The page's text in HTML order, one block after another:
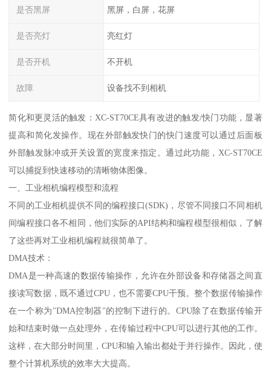
是否黑屏 黑屏，白屏，花屏
是否亮灯 亮红灯
是否开机 不开机
故障 设备找不到相机
简化和更灵活的触发：XC-ST70CE具有改进的触发/快门功能，显著
提高和简化发操作。现在外部触发快门的快门速度可以通过后面板
外部触发脉冲或开关设置的宽度来指定。通过此功能，XC-ST70CE
可以捕捉到快速移动的清晰物体图像。
一、工业相机编程模型和流程
不同的工业相机提供不同的编程接口(SDK)，尽管不同接口不同相机
间编程接口各不相同，他们实际的API结构和编程模型很相似，了解
了这些再对工业相机编程就很简单了。
DMA技术：
DMA是一种高速的数据传输操作，允许在外部设备和存储器之间直
接读写数据，既不通过CPU，也不需要CPU干预。整个数据传输操作
在一个称为"DMA控制器"的控制下进行的。CPU除了在数据传输开
始和结束时做一点处理外，在传输过程中CPU可以进行其他的工作。
这样，在大部分时间里，CPU和输入输出都处于并行操作。因此，使
整个计算机系统的效率大大提高。